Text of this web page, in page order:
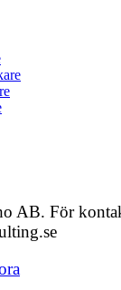
AB. För